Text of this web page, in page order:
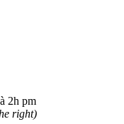
2h pm
right)